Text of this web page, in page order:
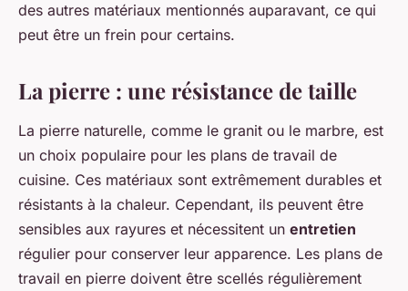
des autres matériaux mentionnés auparavant, ce qui
peut être un frein pour certains.
La pierre : une résistance de taille
La pierre naturelle, comme le granit ou le marbre, est
un choix populaire pour les plans de travail de
cuisine. Ces matériaux sont extrêmement durables et
résistants à la chaleur. Cependant, ils peuvent être
sensibles aux rayures et nécessitent un entretien
régulier pour conserver leur apparence. Les plans de
travail en pierre doivent être scellés régulièrement